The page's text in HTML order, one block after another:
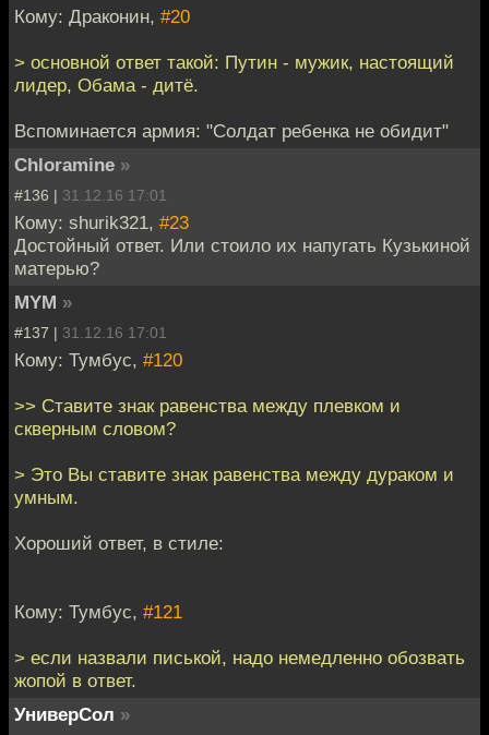
Кому: Драконин, #20
> основной ответ такой: Путин - мужик, настоящий
лидер, Обама - дитё.
Вспоминается армия: "Солдат ребенка не обидит"
Chloramine »
#136 | 31.12.16 17:01
Кому: shurik321, #23
Достойный ответ. Или стоило их напугать Кузькиной
матерью?
MYM »
#137 | 31.12.16 17:01
Кому: Тумбус, #120
>> Ставите знак равенства между плевком и
скверным словом?
> Это Вы ставите знак равенства между дураком и
умным.
Хороший ответ, в стиле:
Кому: Тумбус, #121
> если назвали писькой, надо немедленно обозвать
жопой в ответ.
УниверСол »